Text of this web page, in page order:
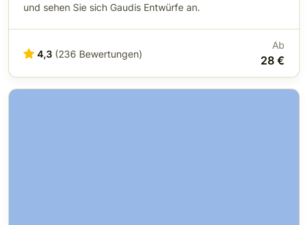
und sehen Sie sich Gaudis Entwürfe an.
4,3 (236 Bewertungen)
Ab
28 €